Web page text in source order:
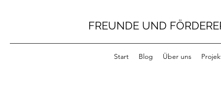
FREUNDE UND
Start Blog Über uns